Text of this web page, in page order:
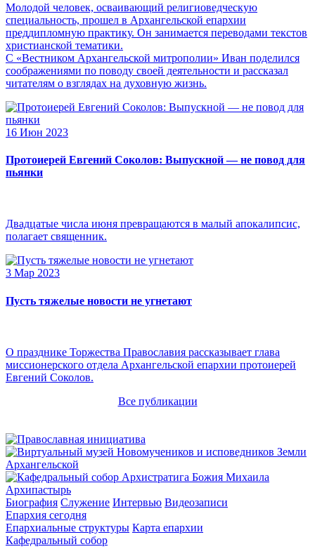
Молодой человек, осваивающий религиоведческую
специальность, прошел в Архангельской епархии
преддипломную практику. Он занимается переводами текстов
христианской тематики.
С «Вестником Архангельской митрополии» Иван поделился
соображениями по поводу своей деятельности и рассказал
читателям о взглядах на духовную жизнь.
16 Июн 2023
Протоиерей Евгений Соколов: Выпускной — не повод для
пьянки
Двадцатые числа июня превращаются в малый апокалипсис,
полагает священник.
3 Мар 2023
Пусть тяжелые новости не угнетают
О празднике Торжества Православия рассказывает глава
миссионерского отдела Архангельской епархии протоиерей
Евгений Соколов.
Все публикации
Архипастырь
Биография Служение Интервью Видеозаписи
Епархия сегодня
Епархиальные структуры Карта епархии
Кафедральный собор